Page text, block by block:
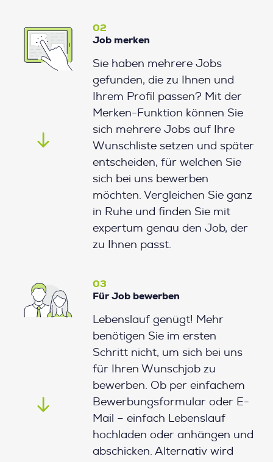
02
Job merken
Sie haben mehrere Jobs
gefunden, die zu Ihnen und
Ihrem Profil passen? Mit der
Merken-Funktion können Sie
sich mehrere Jobs auf Ihre
Wunschliste setzen und später
entscheiden, für welchen Sie
sich bei uns bewerben
möchten. Vergleichen Sie ganz
in Ruhe und finden Sie mit
expertum genau den Job, der
zu Ihnen passt.
03
Für Job bewerben
Lebenslauf genügt! Mehr
benötigen Sie im ersten
Schritt nicht, um sich bei uns
für Ihren Wunschjob zu
bewerben. Ob per einfachem
Bewerbungsformular oder E-
Mail – einfach Lebenslauf
hochladen oder anhängen und
abschicken. Alternativ wird